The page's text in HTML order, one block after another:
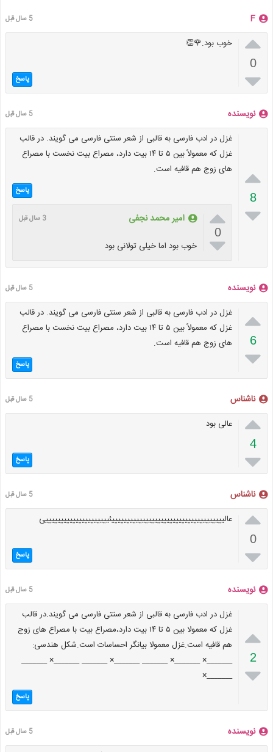
F 5 سال قبل

0

خوب بود.🌹👏
پاسخ
نویسنده 5 سال قبل

8

غزل در ادب فارسی به قالبی از شعر سنتی فارسی می گویند. در قالب
غزل که معمولاً بین ۵ تا ۱۴ بیت دارد، مصراع بیت نخست با مصراع
های زوج هم قافیه است.
پاسخ

0

امیر محمد نجفی 3 سال قبل
خوب بود اما خیلی تولانی بود
نویسنده 5 سال قبل

6

غزل در ادب فارسی به قالبی از شعر سنتی فارسی می گویند. در قالب
غزل که معمولاً بین ۵ تا ۱۴ بیت دارد، مصراع بیت نخست با مصراع
های زوج هم قافیه است.
پاسخ
ناشناس 5 سال قبل

4

عالی بود
پاسخ
ناشناس 5 سال قبل

0

عالیییییییییییییییییییییییییییییییییییییئیییییییییییییییییییییی
پاسخ
نویسنده 5 سال قبل

2

غزل در ادب فارسی به قالبی از شعر سنتی فارسی می گویند.در قالب
غزل که معمولا بین ۵ تا ۱۴ بیت دارد،مصراع بیت با مصراع های زوج
هم قافیه است.غزل معمولا بیانگر احساسات است.شکل هندسی:
_______× _______× _______ _______× _______ _______× _______
_______×
پاسخ
نویسنده 5 سال قبل